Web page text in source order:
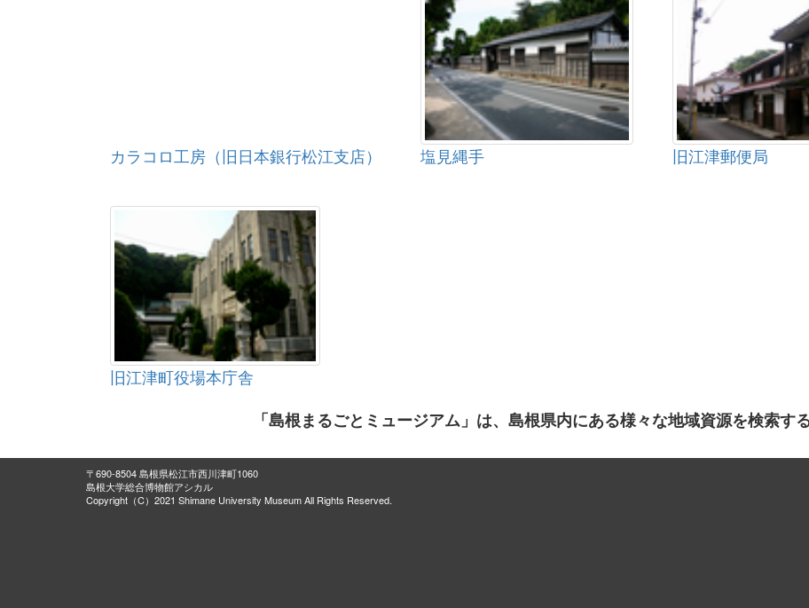
カラコロ工房（旧日本銀行松江支店） 塩見縄手 旧江津郵便局
旧江津町役場本庁舎
「島根まるごとミュージアム」は、島根県内にある様々な地域資源を検索す
〒690-8504 島根県松江市西川津町1060
島根大学総合博物館アシカル
Copyright（C）2021 Shimane University Museum All Rights Reserved.